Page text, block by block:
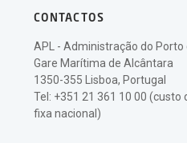
CONTACTOS
APL - Administração do Porto
Gare Marítima de Alcântara
1350-355 Lisboa, Portugal
Tel: +351 21 361 10 00
fixa nacional)